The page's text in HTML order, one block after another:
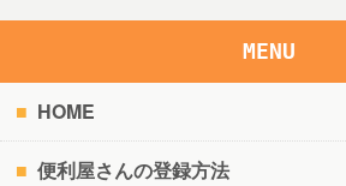
MENU
HOME
便利屋さんの登録方法